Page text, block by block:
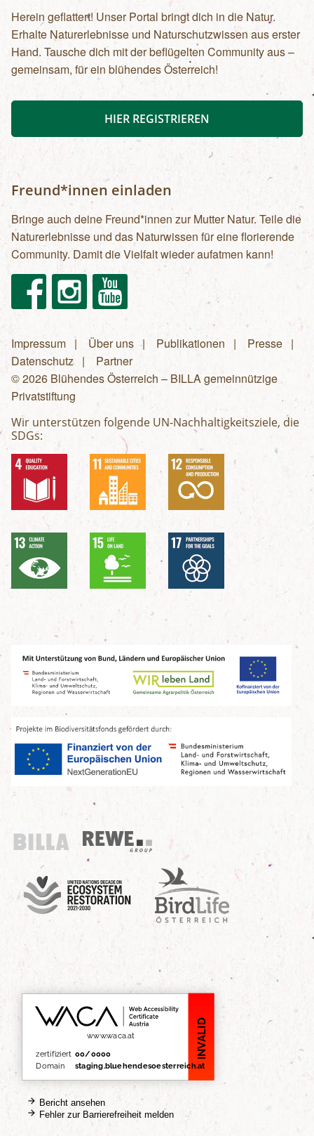
Herein geflattert! Unser Portal bringt dich in die Natur.
Erhalte Naturerlebnisse und Naturschutzwissen aus erster
Hand. Tausche dich mit der beflügelten Community aus –
gemeinsam, für ein blühendes Österreich!
HIER REGISTRIEREN
Freund*innen einladen
Bringe auch deine Freund*innen zur Mutter Natur. Teile die
Naturerlebnisse und das Naturwissen für eine florierende
Community. Damit die Vielfalt wieder aufatmen kann!
FacebookInstagram Youtube
Fußzeilenmenü
Impressum Über uns Publikationen
Presse
Datenschutz
Partner
© 2026 Blühendes Österreich – BILLA gemeinnützige
Privatstiftung
Wir unterstützen folgende UN-Nachhaltigkeitsziele, die
SDGs:
Billa
REWE Group
UN Decade
Birdlife